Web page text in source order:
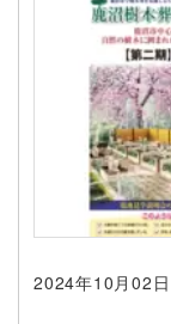
2024年10月02日